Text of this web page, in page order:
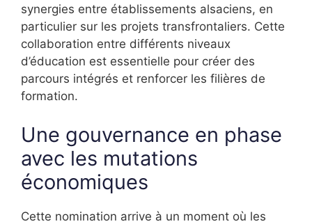
synergies entre établissements alsaciens, en
particulier sur les projets transfrontaliers. Cette
collaboration entre différents niveaux
d’éducation est essentielle pour créer des
parcours intégrés et renforcer les filières de
formation.
Une gouvernance en phase
avec les mutations
économiques
Cette nomination arrive à un moment où les